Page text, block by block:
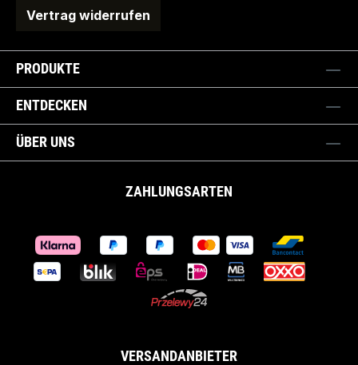
Vertrag widerrufen
PRODUKTE
ENTDECKEN
ÜBER UNS
ZAHLUNGSARTEN
VERSANDANBIETER